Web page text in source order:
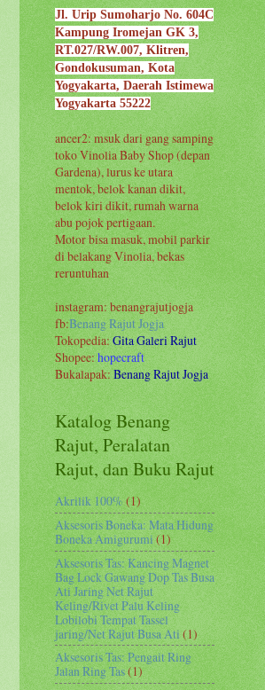
Jl. Urip Sumoharjo No. 604C
Kampung Iromejan GK 3,
RT.027/RW.007, Klitren,
Gondokusuman, Kota
Yogyakarta, Daerah Istimewa
Yogyakarta 55222
ancer2: msuk dari gang samping
toko Vinolia Baby Shop (depan
Gardena), lurus ke utara
mentok, belok kanan dikit,
belok kiri dikit, rumah warna
abu pojok pertigaan.
Motor bisa masuk, mobil parkir
di belakang Vinolia, bekas
reruntuhan
instagram: benangrajutjogja
fb:Benang Rajut Jogja
Tokopedia:Gita Galeri Rajut
Shopee:hopecraft
Bukalapak:Benang Rajut Jogja
Katalog Benang
Rajut, Peralatan
Rajut, dan Buku Rajut
Akrilik 100%(1)
Aksesoris Boneka: Mata Hidung
Boneka Amigurumi(1)
Aksesoris Tas: Kancing Magnet
Bag Lock Gawang Dop Tas Busa
Ati Jaring Net Rajut
Keling/Rivet Palu Keling
Lobilobi Tempat Tassel
jaring/Net Rajut Busa Ati (1)
Aksesoris Tas: Pengait Ring
Jalan Ring Tas(1)